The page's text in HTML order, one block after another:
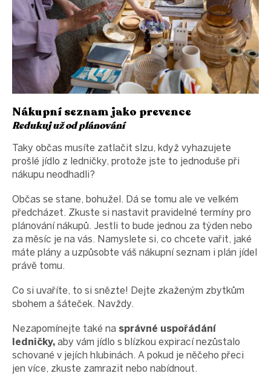
Nákupní seznam jako prevence
Redukuj už od plánování
Taky občas musíte zatlačit slzu, když vyhazujete
prošlé jídlo z ledničky, protože jste to jednoduše při
nákupu neodhadli?
Občas se stane, bohužel. Dá se tomu ale ve velkém
předcházet. Zkuste si nastavit pravidelné termíny pro
plánování nákupů. Jestli to bude jednou za týden nebo
za měsíc je na vás. Namyslete si, co chcete vařit, jaké
máte plány a uzpůsobte váš nákupní seznam i plán jídel
právě tomu.
Co si uvaříte, to si snězte! Dejte zkaženým zbytkům
sbohem a šáteček. Navždy.
Nezapomínejte také na správné uspořádání
ledničky, aby vám jídlo s blízkou expirací nezůstalo
schované v jejích hlubinách. A pokud je něčeho přeci
jen více, zkuste zamrazit nebo nabídnout.